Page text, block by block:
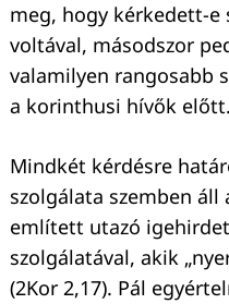
meg, hogy kérkedett-e
voltával, másodszor
valamilyen rangosabb
a korinthusi hívők előtt.
Mindkét kérdésre
szolgálata szemben áll
említett utazó
szolgálatával, akik
(2Kor 2,17). Pál